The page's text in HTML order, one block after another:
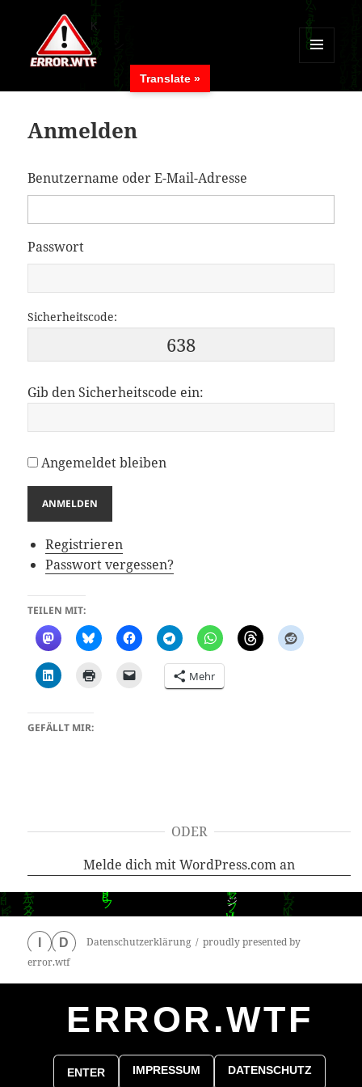
MENÜ
WIDGETS
Anmelden
Benutzername oder E-Mail-Adresse
Passwort
ODER
Melde dich mit WordPress.com an
Sicherheitscode:
638
Gib den Sicherheitscode ein:
Angemeldet bleiben
ANMELDEN
Registrieren
Passwort vergessen?
TEILEN MIT:
Mehr
GEFÄLLT MIR:
D Datenschutzerklärung
proudly presented by
error.wtf
ERROR.WTF
ENTER IMPRESSUM DATENSCHUTZ
Translate »